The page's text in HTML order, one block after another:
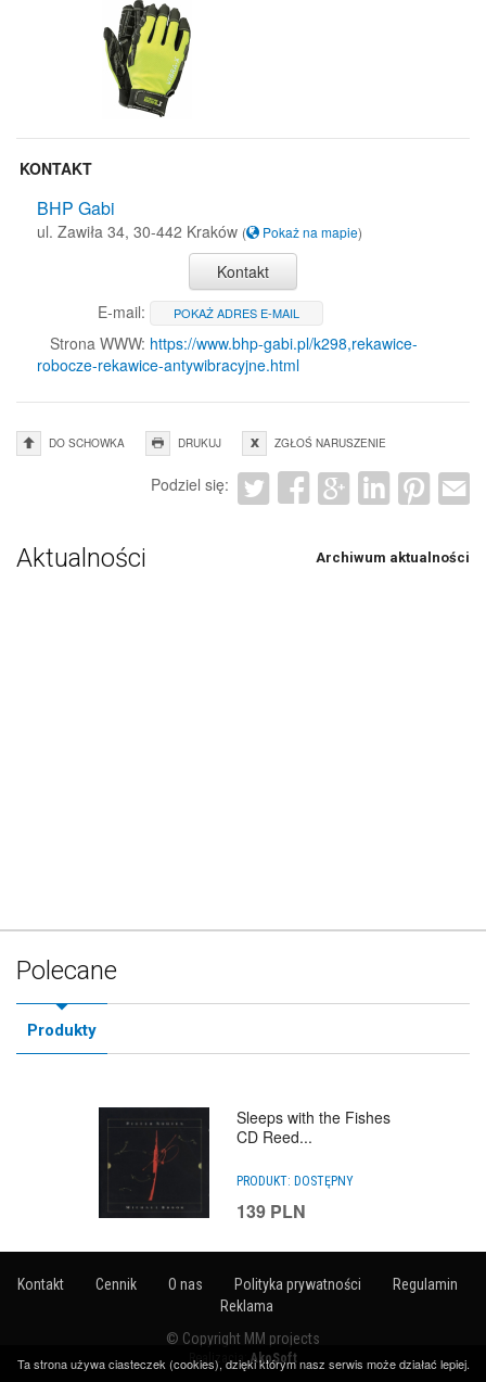
KONTAKT
BHP Gabi
ul. Zawiła 34, 30-442 Kraków ( Pokaż na mapie)
Kontakt
E-mail:
POKAŻ ADRES E-MAIL
Strona WWW: https://www.bhp-gabi.pl/k298,rekawice-
robocze-rekawice-antywibracyjne.html
DO SCHOWKA DRUKUJ ZGŁOŚ NARUSZENIE
Podziel się:
Aktualności Archiwum aktualności
Polecane
Produkty
Sleeps with the Fishes
CD Reed...
PRODUKT: DOSTĘPNY
139 PLN
Kontakt Cennik O nas Polityka prywatności
Regulamin
Reklama
© Copyright MM projects
Realizacja:AkoSoft
Ta strona używa ciasteczek (cookies), dzięki którym nasz serwis może działać lepiej.